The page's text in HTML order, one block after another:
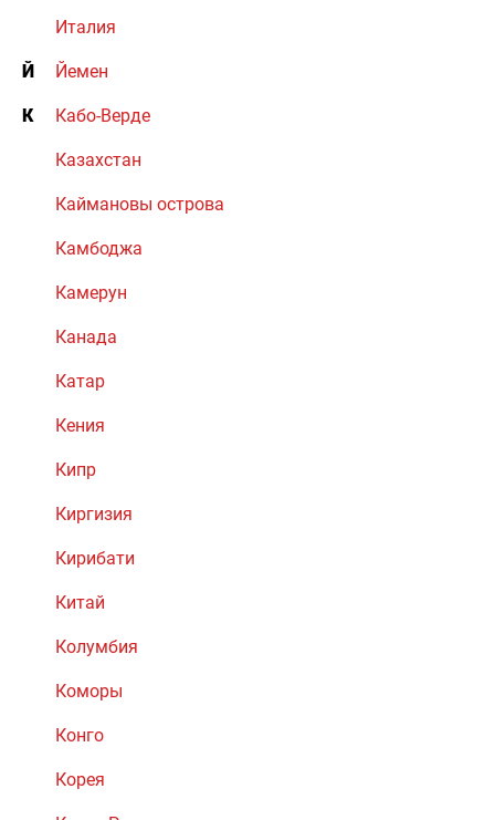
Италия
Й Йемен
К Кабо-Верде
Казахстан
Каймановы острова
Камбоджа
Камерун
Канада
Катар
Кения
Кипр
Киргизия
Кирибати
Китай
Колумбия
Коморы
Конго
Корея